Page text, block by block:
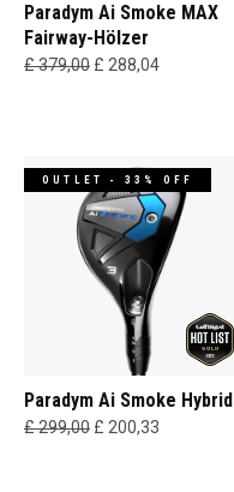
Paradym Ai Smoke MAX
Fairway-Hölzer
£ 379,00 £ 288,04
OUTLET - 33% OFF
Paradym Ai Smoke Hybrid
£ 299,00 £ 200,33